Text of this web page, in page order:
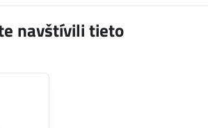
navštívili tieto